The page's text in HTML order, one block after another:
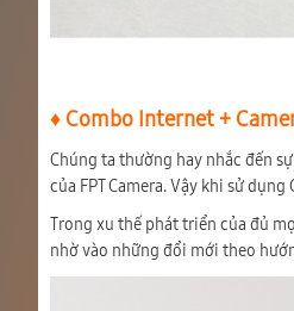
♦ Combo Internet +
Chúng ta thường hay nhắc đến
của FPT Camera. Vậy khi sử
Trong xu thế phát triển của đủ
nhờ vào những đổi mới theo